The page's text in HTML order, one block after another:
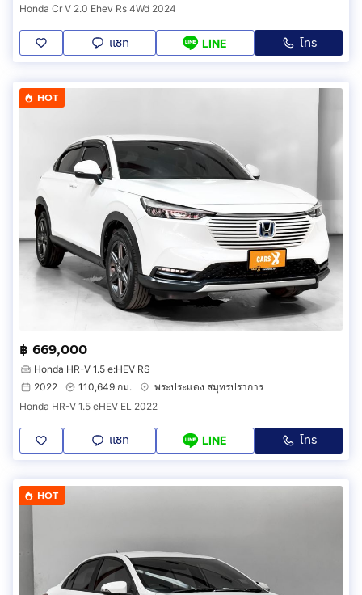
Honda Cr V 2.0 Ehev Rs 4Wd 2024
แชท LINE โทร
HOT
฿ 669,000
Honda HR-V 1.5 e:HEV RS
2022
110,649 กม.
พระประแดง สมุทรปราการ
Honda HR-V 1.5 eHEV EL 2022
แชท LINE โทร
HOT